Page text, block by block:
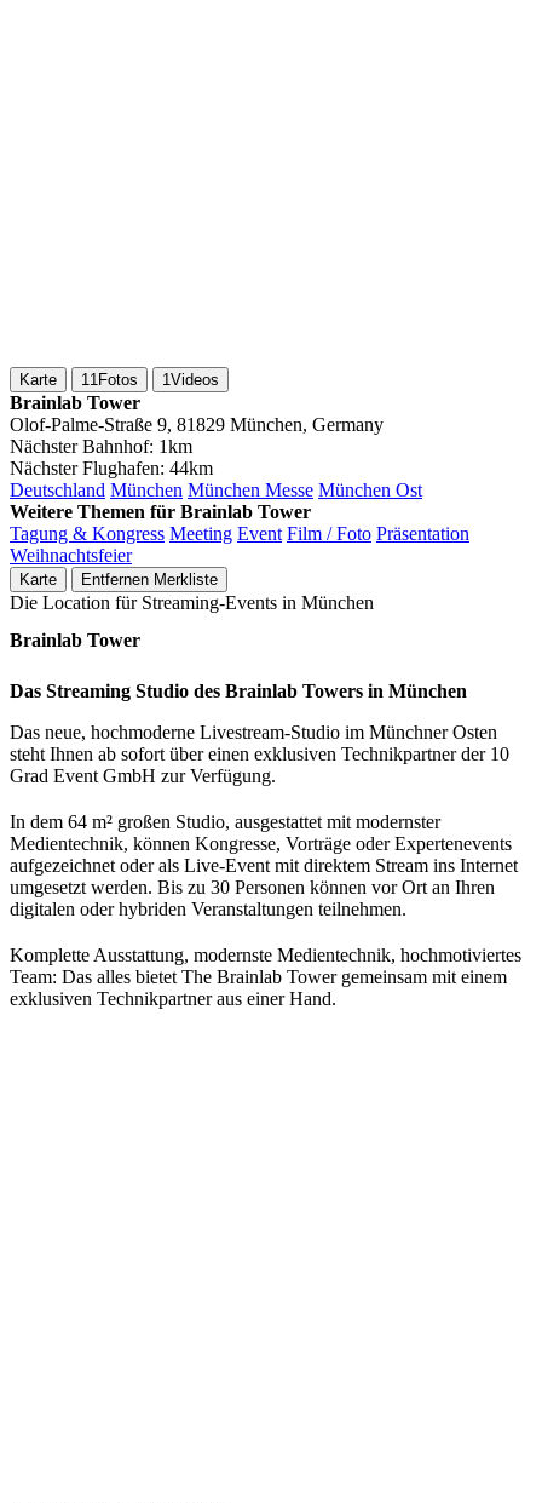
Karte 11Fotos 1Videos
Brainlab Tower
Olof-Palme-Straße 9, 81829 München, Germany
Nächster Bahnhof: 1km
Nächster Flughafen: 44km
Deutschland München München Messe München Ost
Weitere Themen für Brainlab Tower
Tagung & Kongress Meeting Event Film / Foto Präsentation
Weihnachtsfeier
Karte Entfernen Merkliste
Die Location für Streaming-Events in München
Brainlab Tower
Das Streaming Studio des Brainlab Towers in München
Das neue, hochmoderne Livestream-Studio im Münchner Osten
steht Ihnen ab sofort über einen exklusiven Technikpartner der 10
Grad Event GmbH zur Verfügung.
In dem 64 m² großen Studio, ausgestattet mit modernster
Medientechnik, können Kongresse, Vorträge oder Expertenevents
aufgezeichnet oder als Live-Event mit direktem Stream ins Internet
umgesetzt werden. Bis zu 30 Personen können vor Ort an Ihren
digitalen oder hybriden Veranstaltungen teilnehmen.
Komplette Ausstattung, modernste Medientechnik, hochmotiviertes
Team: Das alles bietet The Brainlab Tower gemeinsam mit einem
exklusiven Technikpartner aus einer Hand.